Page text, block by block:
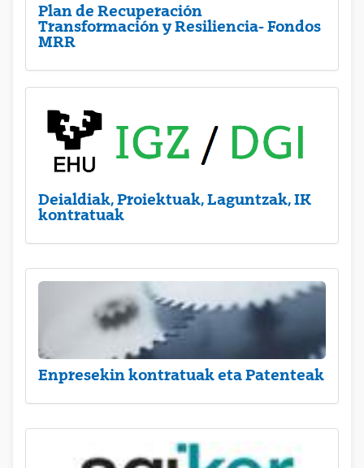
Plan de Recuperación
Transformación y Resiliencia- Fondos
MRR
Deialdiak, Proiektuak, Laguntzak, IK
kontratuak
Enpresekin kontratuak eta Patenteak